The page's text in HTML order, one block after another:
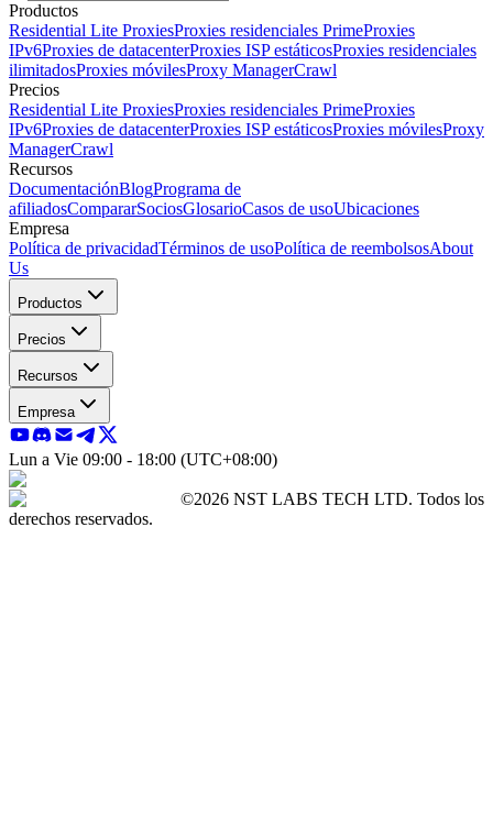
Productos
Residential Lite ProxiesProxies residenciales PrimeProxies
IPv6Proxies de datacenterProxies ISP estáticosProxies residenciales
ilimitadosProxies móvilesProxy ManagerCrawl
Precios
Residential Lite ProxiesProxies residenciales PrimeProxies
IPv6Proxies de datacenterProxies ISP estáticosProxies móvilesProxy
ManagerCrawl
Recursos
DocumentaciónBlogPrograma de
afiliadosCompararSociosGlosarioCasos de usoUbicaciones
Empresa
Política de privacidadTérminos de usoPolítica de reembolsosAbout
Us
Productos
Precios
Recursos
Empresa
Lun a Vie 09:00 - 18:00 (UTC+08:00)
©2026 NST LABS TECH LTD. Todos los
derechos reservados.